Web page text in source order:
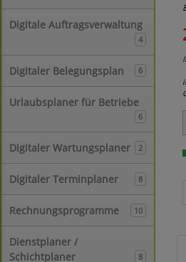
Digitale Auftragsverwaltung
4
Digitaler Belegungsplan 6
Urlaubsplaner für Betriebe
6
Digitaler Wartungsplaner 2
Digitaler Terminplaner 8
Rechnungsprogramme 10
Dienstplaner /
Schichtplaner
8